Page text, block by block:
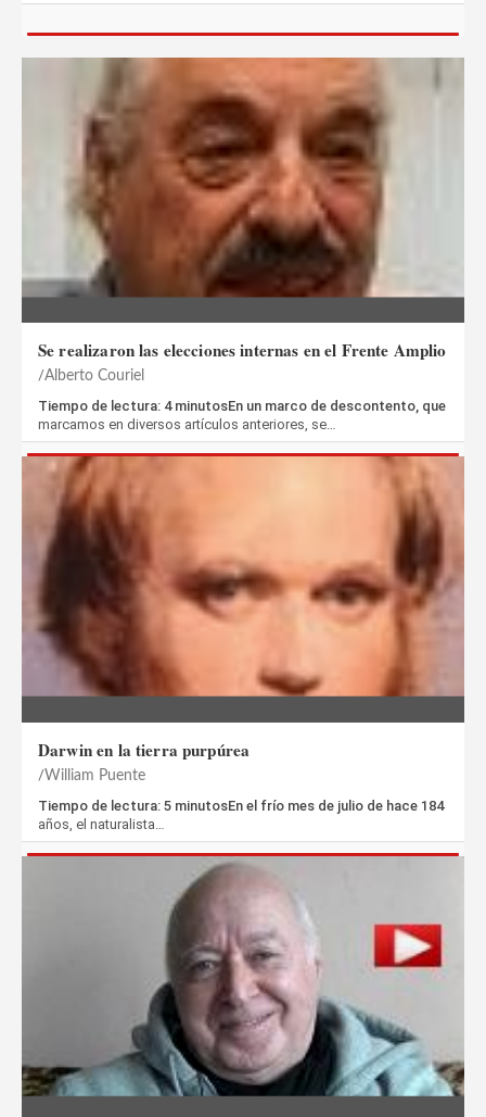
Se realizaron las elecciones internas en el Frente Amplio
Alberto Couriel
Tiempo de lectura: 4 minutosEn un marco de descontento, que
marcamos en diversos artículos anteriores, se…
Darwin en la tierra purpúrea
William Puente
Tiempo de lectura: 5 minutosEn el frío mes de julio de hace 184
años, el naturalista…